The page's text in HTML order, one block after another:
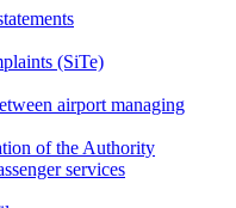
(SiTe)
airport managing
of the Authority
services